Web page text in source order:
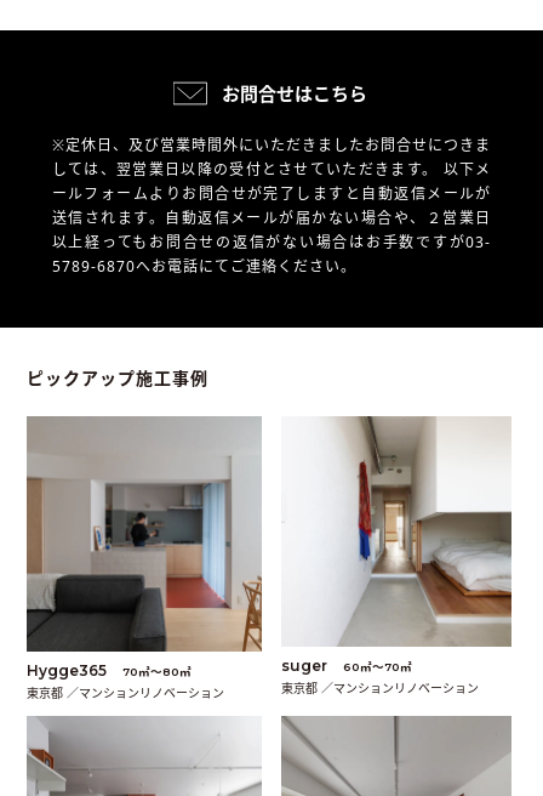
お問合せはこちら
※定休日、及び営業時間外にいただきましたお問合せにつきま
しては、翌営業日以降の受付とさせていただきます。 以下メ
ールフォームよりお問合せが完了しますと自動返信メールが
送信されます。自動返信メールが届かない場合や、
２営業日
以上経ってもお問合せの返信がない場合はお手数ですが03-
5789-6870へお電話にてご連絡ください。
ピックアップ施工事例
Hygge365 70㎡〜80㎡
東京都 ／マンションリノベーション
suger 60㎡〜70㎡
東京都 ／マンションリノベーション